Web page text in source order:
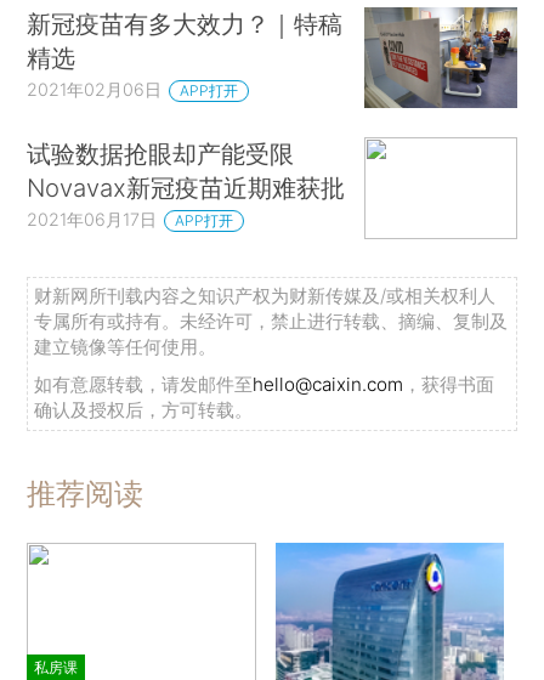
新冠疫苗有多大效力？｜特稿
精选
2021年02月06日 APP打开
试验数据抢眼却产能受限
Novavax新冠疫苗近期难获批
2021年06月17日 APP打开
财新网所刊载内容之知识产权为财新传媒及/或相关权利人
专属所有或持有。未经许可，禁止进行转载、摘编、复制及
建立镜像等任何使用。
如有意愿转载，请发邮件至hello@caixin.com ，获得书面
确认及授权后，方可转载。
推荐阅读
私房课